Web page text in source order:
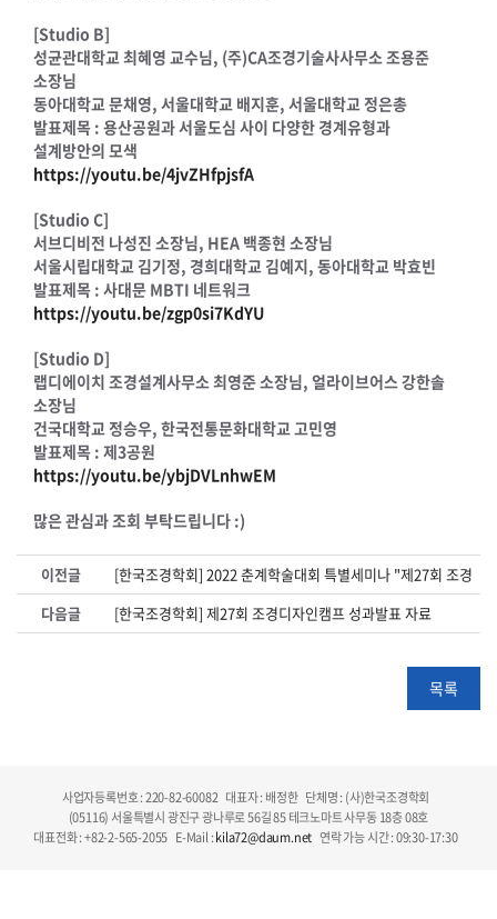
[Studio B]
성균관대학교 최혜영 교수님, (주)CA조경기술사사무소 조용준
소장님
동아대학교 문채영, 서울대학교 배지훈, 서울대학교 정은총
발표제목 : 용산공원과 서울도심 사이 다양한 경계유형과
설계방안의 모색
https://youtu.be/4jvZHfpjsfA
[Studio C]
서브디비전 나성진 소장님, HEA 백종현 소장님
서울시립대학교 김기정, 경희대학교 김예지, 동아대학교 박효빈
발표제목 : 사대문 MBTI 네트워크
https://youtu.be/zgp0si7KdYU
[Studio D]
랩디에이치 조경설계사무소 최영준 소장님, 얼라이브어스 강한솔
소장님
건국대학교 정승우, 한국전통문화대학교 고민영
발표제목 : 제3공원
https://youtu.be/ybjDVLnhwEM
많은 관심과 조회 부탁드립니다 :)
이전글
[한국조경학회] 2022 춘계학술대회 특별세미나 "제27회 조경디
다음글
[한국조경학회] 제27회 조경디자인캠프 성과발표 자료
목록
사업자등록번호 : 220-82-60082 대표자 : 배정한 단체명 : (사)한국조경학회
(05116) 서울특별시 광진구 광나루로 56길 85 테크노마트 사무동 18층 08호
대표전화 : +82-2-565-2055 E-Mail :kila72@daum.net 연락 가능 시간 : 09:30-17:30